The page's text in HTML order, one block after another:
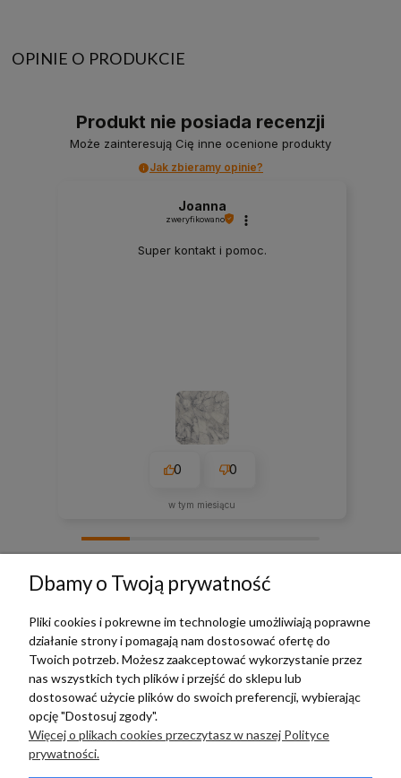
OPINIE O PRODUKCIE
Produkt nie posiada recenzji
Może zainteresują Cię inne ocenione produkty
Jak zbieramy opinie?
Joanna
zweryfikowano
Super kontakt i pomoc.
0 0
w tym miesiącu
TERRADECO
BAZA WIEDZY
PŁATNOŚCI I DOSTAWA
Dbamy o Twoją prywatność
Pliki cookies i pokrewne im technologie umożliwiają poprawne
działanie strony i pomagają nam dostosować ofertę do
Twoich potrzeb. Możesz zaakceptować wykorzystanie przez
nas wszystkich tych plików i przejść do sklepu lub
dostosować użycie plików do swoich preferencji, wybierając
opcję "Dostosuj zgody".
Więcej o plikach cookies przeczytasz w naszej Polityce
prywatności.